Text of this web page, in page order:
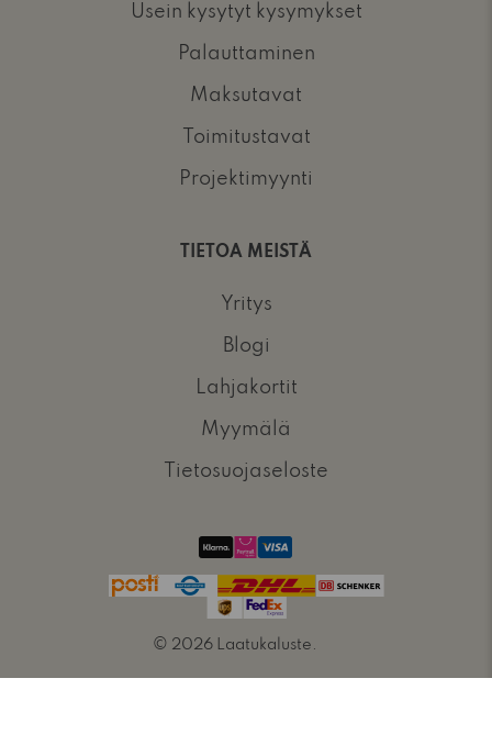
Usein kysytyt kysymykset
Palauttaminen
Maksutavat
Toimitustavat
Projektimyynti
TIETOA MEISTÄ
Yritys
Blogi
Lahjakortit
Myymälä
Tietosuojaseloste
© 2026 Laatukaluste